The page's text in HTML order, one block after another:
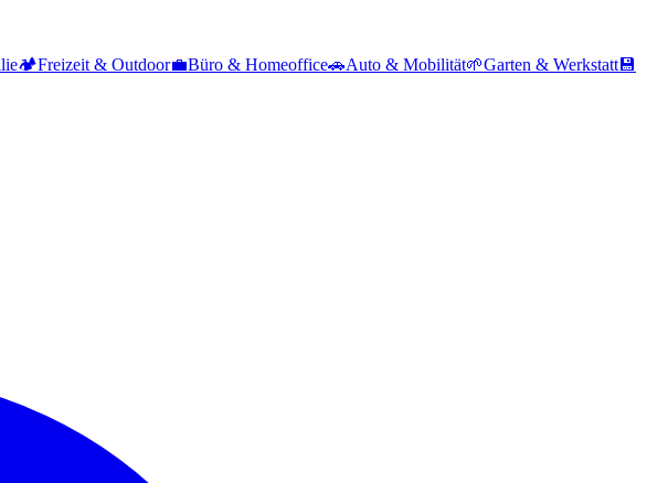
🏕️Freizeit & Outdoor💼Büro & Homeoffice🚗Auto & Mobilität🌱Garten & Werkstatt 💾